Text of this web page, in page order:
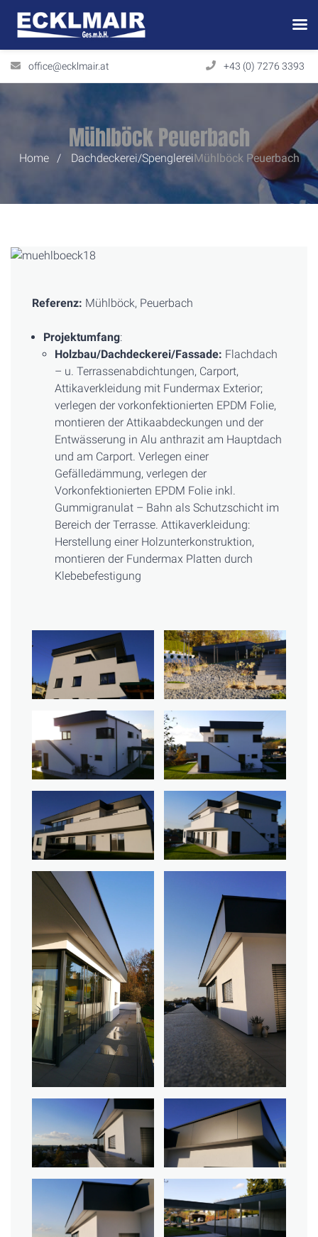
office@ecklmair.at +43 (0) 7276 3393
Mühlböck Peuerbach
Home Dachdeckerei/SpenglereiMühlböckPeuerbach
Referenz: Mühlböck, Peuerbach
Projektumfang:
Holzbau/Dachdeckerei/Fassade: Flachdach
– u. Terrassenabdichtungen, Carport,
Attikaverkleidung mit Fundermax Exterior;
verlegen der vorkonfektionierten EPDM Folie,
montieren der Attikaabdeckungen und der
Entwässerung in Alu anthrazit am Hauptdach
und am Carport. Verlegen einer
Gefälledämmung, verlegen der
Vorkonfektionierten EPDM Folie inkl.
Gummigranulat – Bahn als Schutzschicht im
Bereich der Terrasse. Attikaverkleidung:
Herstellung einer Holzunterkonstruktion,
montieren der Fundermax Platten durch
Klebebefestigung